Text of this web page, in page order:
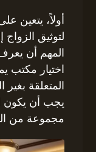
أولاً، يتعين
لتوثيق
المهم أن
اختيار مكتب
المتعلقة بغير
يجب أن يكون
مجموعة من